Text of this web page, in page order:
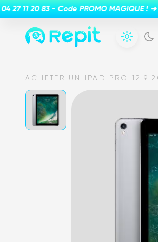
ACHETER UN IPAD PRO 12.9